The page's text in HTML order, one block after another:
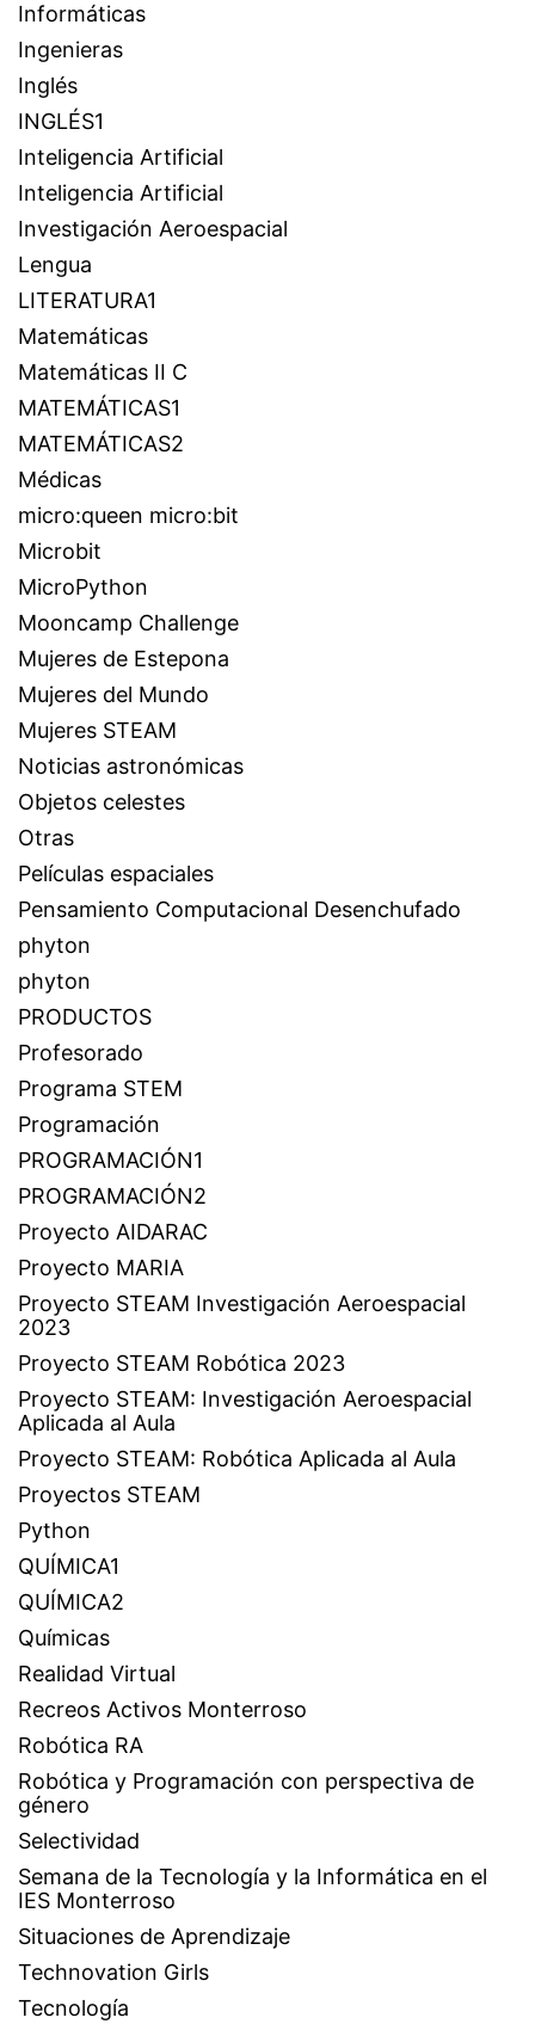
Informáticas
Ingenieras
Inglés
INGLÉS1
Inteligencia Artificial
Inteligencia Artificial
Investigación Aeroespacial
Lengua
LITERATURA1
Matemáticas
Matemáticas II C
MATEMÁTICAS1
MATEMÁTICAS2
Médicas
micro:queen micro:bit
Microbit
MicroPython
Mooncamp Challenge
Mujeres de Estepona
Mujeres del Mundo
Mujeres STEAM
Noticias astronómicas
Objetos celestes
Otras
Películas espaciales
Pensamiento Computacional Desenchufado
phyton
phyton
PRODUCTOS
Profesorado
Programa STEM
Programación
PROGRAMACIÓN1
PROGRAMACIÓN2
Proyecto AIDARAC
Proyecto MARIA
Proyecto STEAM Investigación Aeroespacial
2023
Proyecto STEAM Robótica 2023
Proyecto STEAM: Investigación Aeroespacial
Aplicada al Aula
Proyecto STEAM: Robótica Aplicada al Aula
Proyectos STEAM
Python
QUÍMICA1
QUÍMICA2
Químicas
Realidad Virtual
Recreos Activos Monterroso
Robótica RA
Robótica y Programación con perspectiva de
género
Selectividad
Semana de la Tecnología y la Informática en el
IES Monterroso
Situaciones de Aprendizaje
Technovation Girls
Tecnología